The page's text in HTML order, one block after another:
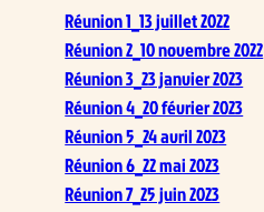
Réunion 1_13 juillet 2022
Réunion 2_10 novembre 2022
Réunion 3_23 janvier 2023
Réunion 4_20 février 2023
Réunion 5_24 avril 2023
Réunion 6_22 mai 2023
Réunion 7_25 juin 2023